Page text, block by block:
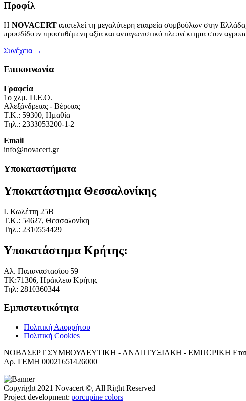
Προφίλ
Η NOVACERT αποτελεί τη μεγαλύτερη εταιρεία συμβούλων στην
προσδίδουν προστιθέμενη αξία και ανταγωνιστικό πλεονέκτημα στον
Συνέχεια →
Επικοινωνία
Γραφεία
1o χλμ. Π.Ε.Ο.
Αλεξάνδρειας - Βέροιας
Τ.Κ.: 59300, Ημαθία
Τηλ.: 2333053200-1-2
Email
info@novacert.gr
Υποκαταστήματα
Υποκατάστημα Θεσσαλονίκης
I. Κωλέττη 25Β
Τ.Κ.: 54627, Θεσσαλονίκη
Τηλ.: 2310554429
Υποκατάστημα Κρήτης:
Αλ. Παπαναστασίου 59
ΤΚ:71306, Ηράκλειο Κρήτης
Τηλ: 2810360344
Εμπιστευτικότητα
Πολιτική Απορρήτου
Πολιτική Cookies
ΝΟΒΑΣΕΡΤ ΣΥΜΒΟΥΛΕΥΤΙΚΗ - ΑΝΑΠΤΥΞΙΑΚΗ - ΕΜΠΟΡΙΚΗ Εταιρία
Αρ. ΓΕΜΗ 00021651426000
Copyright 2021 Novacert ©, All Right Reserved
Project development: porcupine colors